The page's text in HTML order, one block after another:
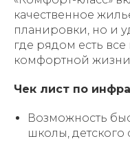
качественное
планировки, но и
где рядом есть
комфортной
Чек лист по
Возможность
школы, детского